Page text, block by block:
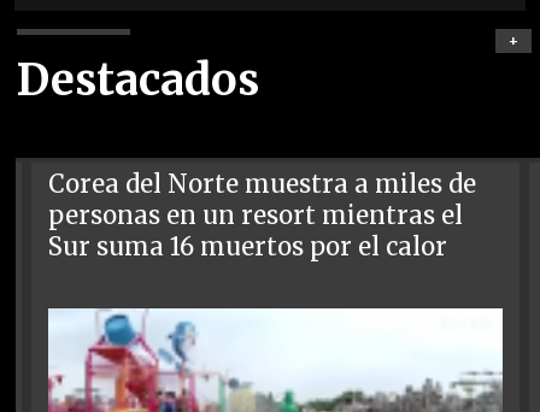
Destacados
+
Corea del Norte muestra a miles de
personas en un resort mientras el
Sur suma 16 muertos por el calor